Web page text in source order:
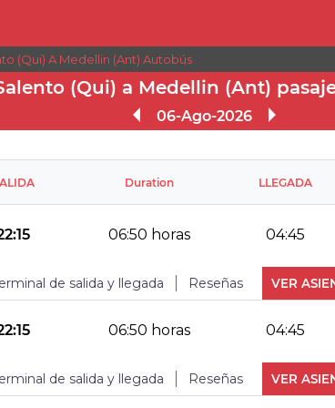
(Qui) A Medellin (Ant) Autobús
(Qui) a Medellin (Ant)
06-Ago-2026
Duration LLEGADA
06:50 horas 04:45
de salida y llegada Reseñas VER
TERMINAL DE
No Reviews Available
06:50 horas 04:45
de salida y llegada Reseñas VER